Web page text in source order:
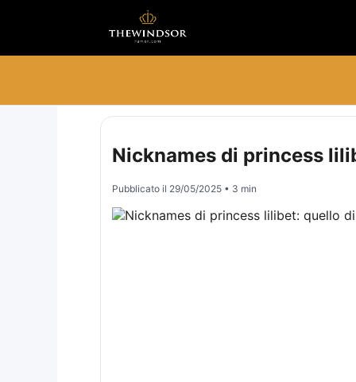
Nicknames di princess
Pubblicato il 29/05/2025• 3 min